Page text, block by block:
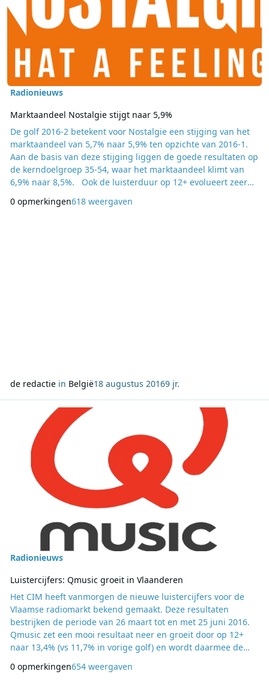
Radionieuws
Marktaandeel Nostalgie stijgt naar 5,9%
De golf 2016-2 betekent voor Nostalgie een stijging van het
marktaandeel van 5,7% naar 5,9% ten opzichte van 2016-1.
Aan de basis van deze stijging liggen de goede resultaten op
de kerndoelgroep 35-54, waar het marktaandeel klimt van
6,9% naar 8,5%. Ook de luisterduur op 12+ evolueert zeer
Guldemont: “We zijn blij dat onze groei komt doordat we
0 opmerkingen618 weergaven
de redactiein België18 augustus 20169 jr.
Lees meer over Luistercijfers: Qmusic groeit in Vlaanderen
Radionieuws
Luistercijfers: Qmusic groeit in Vlaanderen
Het CIM heeft vanmorgen de nieuwe luistercijfers voor de
Vlaamse radiomarkt bekend gemaakt. Deze resultaten
bestrijken de periode van 26 maart tot en met 25 juni 2016.
Qmusic zet een mooi resultaat neer en groeit door op 12+
naar 13,4% (vs 11,7% in vorige golf) en wordt daarmee de
zenderdoelgroep 18-44 stijgt Qmusic naar 19,7% (vs 19,4% in
0 opmerkingen654 weergaven